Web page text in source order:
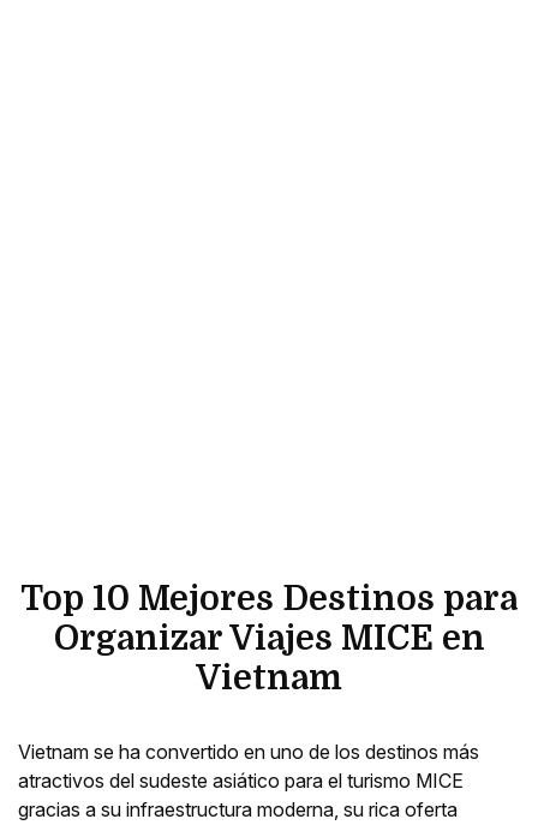
Top 10 Mejores Destinos para
Organizar Viajes MICE en
Vietnam
Vietnam se ha convertido en uno de los destinos más
atractivos del sudeste asiático para el turismo MICE
gracias a su infraestructura moderna, su rica oferta